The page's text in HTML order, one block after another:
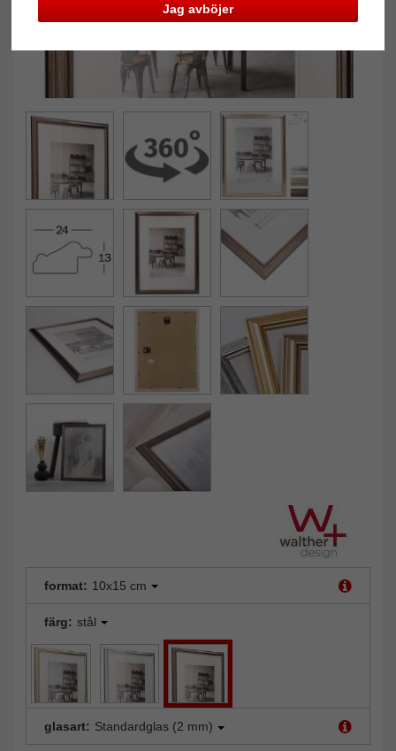
Jag avböjer
format: 10x15 cm
färg: stål
glasart: Standardglas (2 mm)